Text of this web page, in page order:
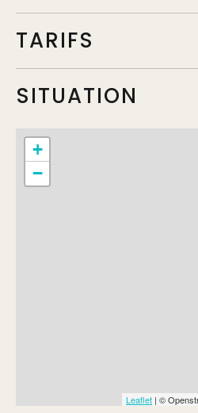
TARIFS
SITUATION
+
−
Leaflet | ©